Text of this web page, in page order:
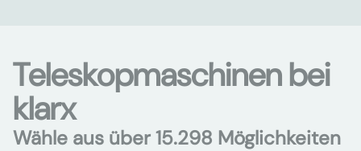
Teleskopmaschinen bei
klarx
Wähle aus über 15.298 Möglichkeiten